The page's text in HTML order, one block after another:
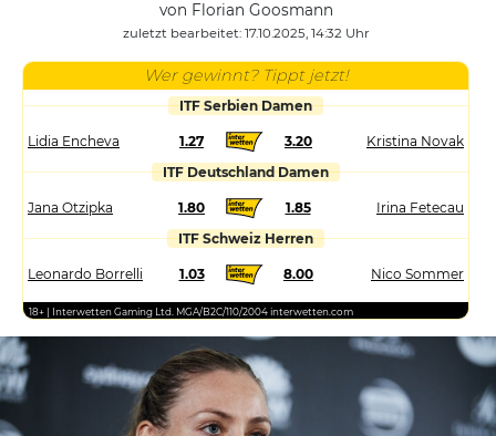
von Florian Goosmann
zuletzt bearbeitet: 17.10.2025, 14:32 Uhr
Wer gewinnt? Tippt jetzt!
ITF Serbien Damen
Lidia Encheva 1.27 3.20
Kristina Novak
ITF Deutschland Damen
Jana Otzipka 1.80 1.85
Irina Fetecau
ITF Schweiz Herren
Leonardo Borrelli 1.03 8.00 Nico Sommer
18+ | Interwetten Gaming Ltd. MGA/B2C/110/2004 interwetten.com